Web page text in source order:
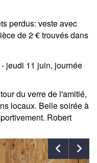
perdus: veste avec
de 2 € trouvés dans
- jeudi 11 juin, journée
du verre de l'amitié,
locaux. Belle soirée à
Robert